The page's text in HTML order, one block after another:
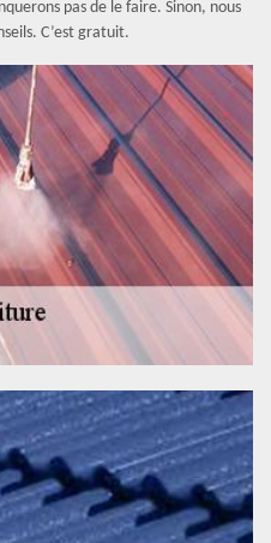
pas de le faire. Sinon, nous
C’est gratuit.